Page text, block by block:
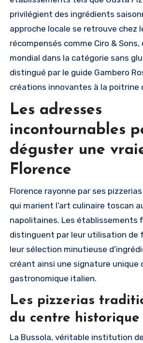
privilégient des ingrédients
approche locale se retrouve chez
récompensés comme Ciro & Sons,
mondial dans la catégorie sans
distingué par le guide Gambero
créations innovantes à la poitrine
Les adresses
incontournables
déguster une
Florence
Florence rayonne par ses
qui marient l’art culinaire toscan
napolitaines. Les établissements
distinguent par leur utilisation de
leur sélection minutieuse
créant ainsi une signature unique
gastronomique italien.
Les pizzerias
du centre historique
La Bussola, véritable institution